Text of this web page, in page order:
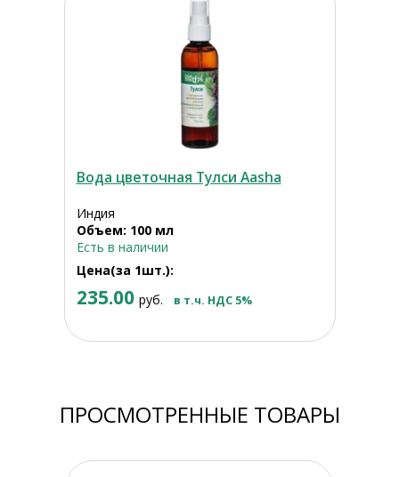
Вода цветочная Тулси Aasha
Индия
Объем: 100 мл
Есть в наличии
Цена(за 1шт.):
235.00 руб. в т.ч. НДС 5%
ПРОСМОТРЕННЫЕ ТОВАРЫ